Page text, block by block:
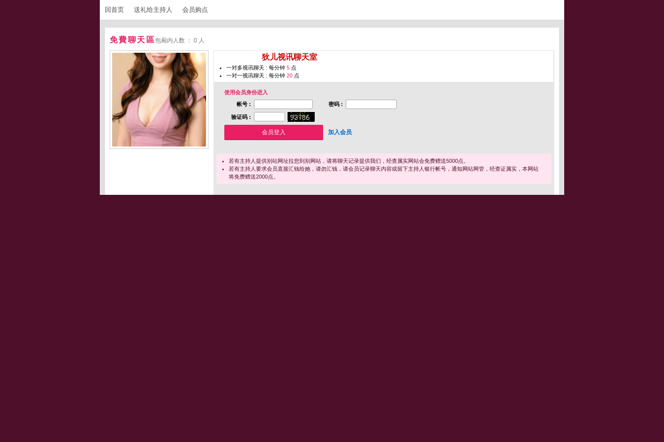
回首页 送礼给主持人 会员购点
免費聊天區包厢内人数 ： 0 人
狄儿视讯聊天室
一对多视讯聊天 : 每分钟 5 点
一对一视讯聊天 : 每分钟 20 点
使用会员身份进入
帐号 :
密码 :
验证码 :
加入会员
若有主持人提供别站网址拉您到别网站，请将聊天记录提供我们，经查属实网站会免费赠送5000点。
若有主持人要求会员直接汇钱给她，请勿汇钱，请会员记录聊天内容或留下主持人银行帐号，通知网站网管，经查证属实，本网站
将免费赠送2000点。